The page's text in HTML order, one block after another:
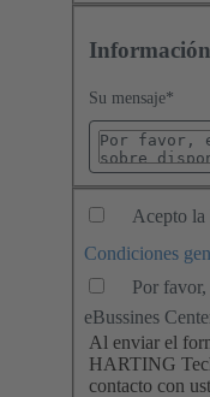
Su mensaje*
Acepto la
Condiciones
Por
eBussines
Al enviar el
HARTING
contacto con